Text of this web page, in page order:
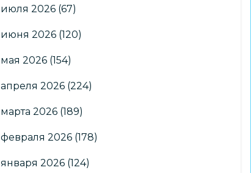
июля 2026 (67)
июня 2026 (120)
мая 2026 (154)
апреля 2026 (224)
марта 2026 (189)
февраля 2026 (178)
января 2026 (124)